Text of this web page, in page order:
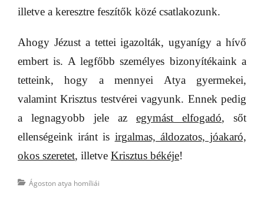
illetve a keresztre feszítők közé csatlakozunk.
Ahogy Jézust a tettei igazolták, ugyanígy a hívő
embert is. A legfőbb személyes bizonyítékaink a
tetteink, hogy a mennyei Atya gyermekei,
valamint Krisztus testvérei vagyunk. Ennek pedig
a legnagyobb jele az egymást elfogadó, sőt
ellenségeink iránt is irgalmas, áldozatos, jóakaró,
okos szeretet, illetve Krisztus békéje!
Categories
Ágoston atya homíliái